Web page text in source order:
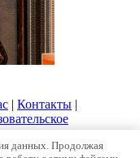
| Контакты |
данных. Продолжая